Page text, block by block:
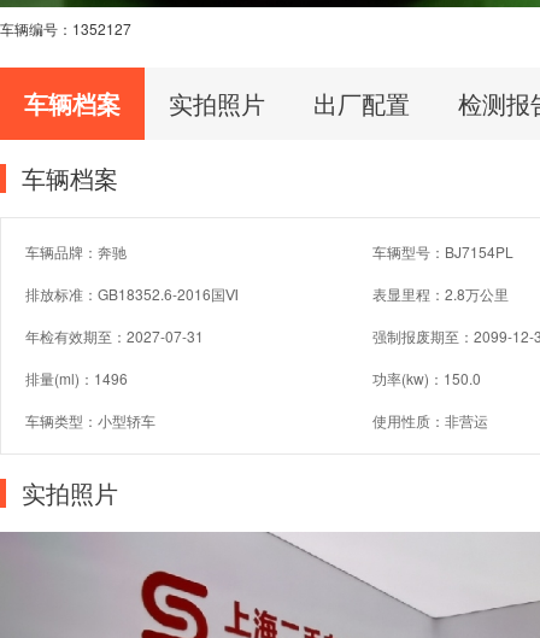
车辆编号： 1352127
车辆档案 实拍照片 出厂配置 检测报
车辆档案
车辆品牌：奔驰 车辆型号：BJ7154PL
排放标准：GB18352.6-2016国Ⅵ 表显里程：2.8万公里
年检有效期至：2027-07-31 强制报废期至：2099-12-
排量(ml)：1496 功率(kw)：150.0
车辆类型：小型轿车 使用性质：非营运
实拍照片